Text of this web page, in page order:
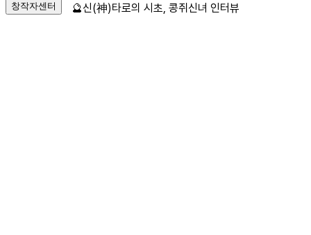
창작자센터 🔮신(神)타로의 시초, 콩쥐신녀 인터뷰